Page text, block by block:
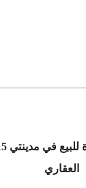
العقاري